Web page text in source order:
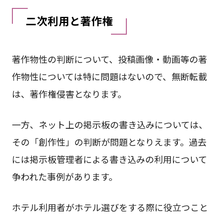
二次利用と著作権
著作物性の判断について、投稿画像・動画等の著
作物性については特に問題はないので、無断転載
は、著作権侵害となります。
一方、ネット上の掲示板の書き込みについては、
その「創作性」の判断が問題となりえます。過去
には掲示板管理者による書き込みの利用について
争われた事例があります。
ホテル利用者がホテル選びをする際に役立つこと